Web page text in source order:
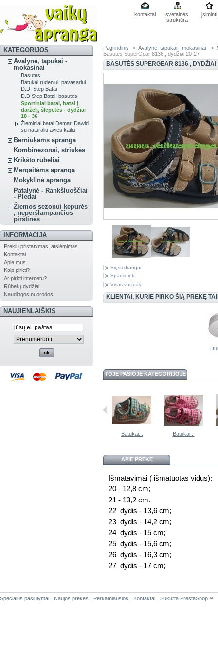
kontaktai
svetainės
struktūra
įsiminti
KATEGORIJOS
Avalynė, tapukai -
mokasinai
Basutės
Batukai rudeniui, pavasariui
D.D. Step Batai
D.D Step Batai, basutės
Sportiniai batai, batai į
darželį, šlepetės - dydžiai
18 - 36
Žieminiai batai Demar, Dawid
su natūraliu avies kailiu
Berniukams apranga
Kombinezonai, striukės
Krikšto rūbeliai
Mergaitėms apranga
Mokyklinė apranga
Patalynė - Rankšluoščiai
- Pledai
Žiemos sezonui kepurės
, neperšlampančios
pirštinės
INFORMACIJA
Prekių pristatymas, atsiėmimas
Kontaktai
Apie mus
Kaip pirkti?
Ar pirkti internetu?
Rūbelių dydžiai
Naudingos nuorodos
NAUJIENLAIŠKIS
Pagrindinis > Avalynė, tapukai - mokasinai >
Basutės SuperGear 8136 , dydžiai 20-27
BASUTĖS SUPERGEAR 8136 , DYDŽIAI
Siųsti draugui
Spausdinti
Visas vaizdas
KLIENTAI, KURIE PIRKO ŠIĄ PREKĘ
TOJE PAŠIOJE KATEGORIJOJE
Batukai... Batukai...
APIE PREKĘ
Išmatavimai ( išmatuotas vidus):
20 - 12,8 cm;
21 - 13,2 cm.
22 dydis - 13,6 cm;
23 dydis - 14,2 cm;
24 dydis - 15 cm;
25 dydis - 15,6 cm;
26 dydis - 16,3 cm;
27 dydis - 17 cm;
Specialūs pasiūlymai Naujos prekės Perkamiausios Kontaktai Sukurta PrestaShop™